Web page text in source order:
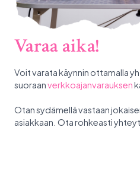
Varaa aika!
Voit varata käynnin ottamalla
suoraanverkkoajanvarauksen
Otan sydämellä vastaan
asiakkaan. Ota rohkeasti